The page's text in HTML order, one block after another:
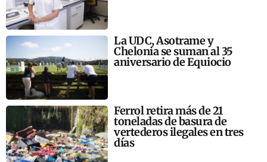
La UDC, Asotrame y
Chelonia se suman al 35
aniversario de Equiocio
Ferrol retira más de 21
toneladas de basura de
vertederos ilegales en tres
días